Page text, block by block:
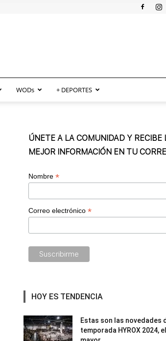
WODs + DEPORTES
ÚNETE A LA COMUNIDAD Y RECIBE
MEJOR INFORMACIÓN EN TU
Nombre *
Correo electrónico *
HOY ES TENDENCIA
Estas son las novedades
temporada HYROX 2024, el